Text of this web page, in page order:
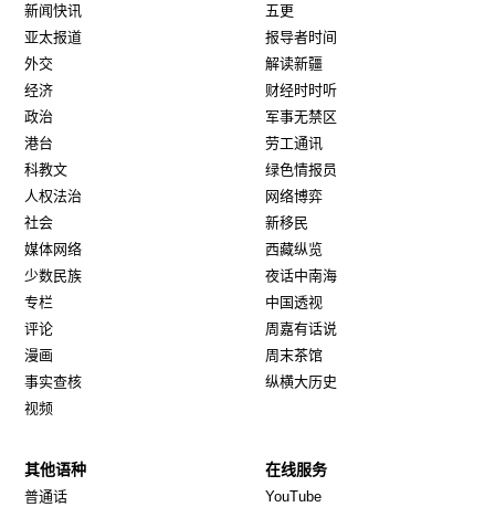
新闻快讯
亚太报道
外交
经济
政治
港台
科教文
人权法治
社会
媒体网络
少数民族
专栏
评论
漫画
事实查核
视频
五更
报导者时间
解读新疆
财经时时听
军事无禁区
劳工通讯
绿色情报员
网络博弈
新移民
西藏纵览
夜话中南海
中国透视
周嘉有话说
周末茶馆
纵横大历史
其他语种
普通话
在线服务
YouTube